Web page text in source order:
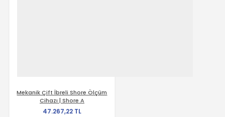
Mekanik Çift İbreli Shore Ölçüm
Cihazı | Shore A
47.267,22 TL